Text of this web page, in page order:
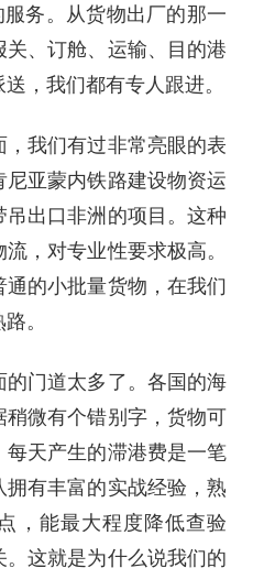
务。从货物出厂的那一
、订舱、运输、目的港
，我们都有专人跟进。
我们有过非常亮眼的表
亚蒙内铁路建设物资运
出口非洲的项目。这种
，对专业性要求极高。
的小批量货物，在我们
。
门道太多了。各国的海
微有个错别字，货物可
天产生的滞港费是一笔
有丰富的实战经验，熟
，能最大程度降低查验
这就是为什么说我们的